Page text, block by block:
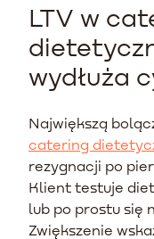
LTV w
wydłuża
Największą
catering
rezygnacji po
Klient testuje
lub po prostu się
Zwiększenie